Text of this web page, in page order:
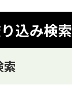
込み検索